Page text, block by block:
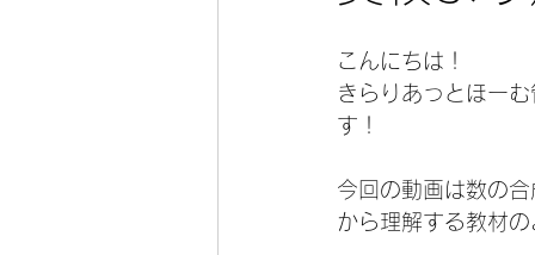
こんにちは！
きらりあっとほー
す！
今回の動画は数の
から理解する教材